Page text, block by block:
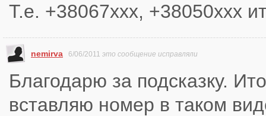
Т.е. +38067xxx, +38050xxx
nemirva 6/06/2011 это сообщение исправляли
Благодарю за подсказку.
вставляю номер в таком